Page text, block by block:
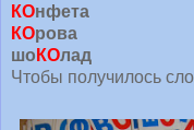
КОнфета
КОрова
шо КОлад
Чтобы получилось